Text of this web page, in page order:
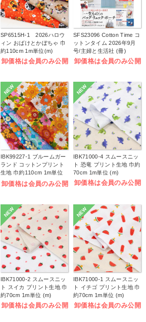
SP6515H-1 2026ハロウ
ィン おばけとかぼちゃ 巾
約110cm 1m単位(m)
卸価格は会員のみ公開
SFS23096 Cotton Time コ
ットンタイム 2026年9月
号/主婦と生活社 (冊)
卸価格は会員のみ公開
NEW
IBK99227-1 ブルームガー
ランド コットンプリント
生地 巾約110cm 1m単位
(m)
卸価格は会員のみ公開
NEW
IBK71000-4 スムースニッ
ト 恐竜 プリント生地 巾約
70cm 1m単位 (m)
卸価格は会員のみ公開
NEW
IBK71000-2 スムースニッ
ト スイカ プリント生地 巾
約70cm 1m単位 (m)
卸価格は会員のみ公開
NEW
IBK71000-1 スムースニッ
ト イチゴ プリント生地 巾
約70cm 1m単位 (m)
卸価格は会員のみ公開